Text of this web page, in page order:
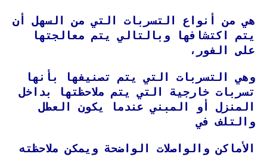
هي من أنواع التسربات التي من السهل أن
يتم اكتشافها وبالتالي يتم معالجتها
على الفور،
وهي التسربات التي يتم تصنيفها بأنها
تسربات خارجية التي يتم ملاحظتها بداخل
المنزل أو المبني عندما يكون العطل
والتلف في
الأماكن والواصلات الواضحة ويمكن ملاحظته